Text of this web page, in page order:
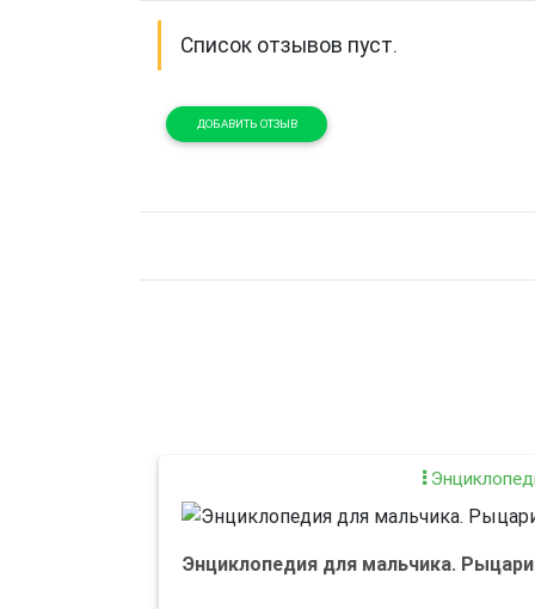
Список отзывов пуст.
ДОБАВИТЬ ОТЗЫВ
Энциклопедия для мальчика. Рыцари